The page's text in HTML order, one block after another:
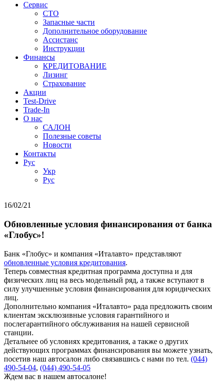
Сервис
СТО
Запасные части
Дополнительное оборудование
Ассистанс
Инструкции
Финансы
КРЕДИТОВАНИЕ
Лизинг
Страхование
Акции
Test-Drive
Trade-In
О нас
САЛОН
Полезные советы
Новости
Контакты
Руc
Укр
Руc
16/02/21
Обновленные условия финансирования от банка
«Глобус»!
Банк «Глобус» и компания «Италавто» представляют
обновленные условия кредитования.
Теперь совместная кредитная программа доступна и для
физических лиц на весь модельный ряд, а также вступают в
силу улучшенные условия финансирования для юридических
лиц.
Дополнительно компания «Италавто» рада предложить своим
клиентам эксклюзивные условия гарантийного и
послегарантийного обслуживания на нашей сервисной
станции.
Детальнее об условиях кредитования, а также о других
действующих программах финансирования вы можете узнать,
посетив наш автосалон либо связавшись с нами по тел. (044)
490-54-04, (044) 490-54-05
Ждем вас в нашем автосалоне!